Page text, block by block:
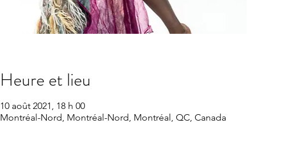
Heure et lieu
10 août 2021, 18 h 00
Montréal-Nord, Montréal-Nord, Montréal, QC, Canada